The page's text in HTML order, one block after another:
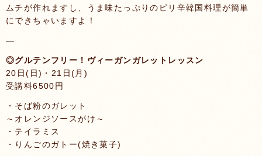
ムチが作れますし、うま味たっぷりのピリ辛韓国料理が簡単
にできちゃいますよ！
—
◎グルテンフリー！ヴィーガンガレットレッスン
20日(日)・21日(月)
受講料6500円
・そば粉のガレット
～オレンジソースがけ～
・テイラミス
・りんごのガトー(焼き菓子)